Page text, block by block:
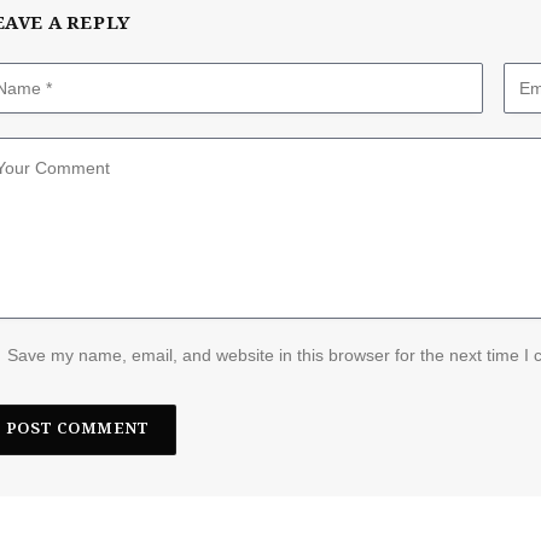
A REPLY
Save my name, email, and website in this browser for the next time I